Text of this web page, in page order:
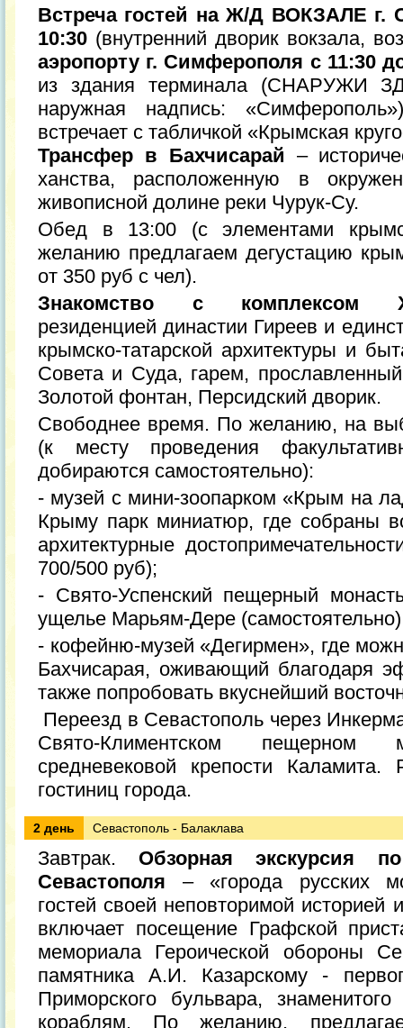
Встреча гостей на Ж/Д ВОКЗАЛЕ г.
10:30 (внутренний дворик вокзала,
аэропорту г. Симферополя с 11:30
из здания терминала (СНАРУЖИ
наружная надпись:
встречает с табличкой «Крымская
Трансфер в Бахчисарай –
ханства, расположенную в
живописной долине реки Чурук-Су.
Обед в 13:00 (с элементами
желанию предлагаем дегустацию
от 350 руб с чел).
Знакомство с комплексом
резиденцией династии Гиреев и
крымско-татарской архитектуры и
Совета и Суда, гарем,
Золотой фонтан, Персидский дворик.
Свободнее время. По желанию, на
(к месту проведения
добираются самостоятельно):
- музей с мини-зоопарком «Крым на
Крыму парк миниатюр, где собраны
архитектурные
700/500 руб);
- Свято-Успенский пещерный
ущелье Марьям-Дере
- кофейню-музей «Дегирмен», где
Бахчисарая, оживающий благодаря
также попробовать вкуснейший
Переезд в Севастополь через
Свято-Климентском
средневековой крепости
гостиниц города.
2 день Севастополь - Балаклава
Завтрак. Обзорная экскурсия
Севастополя – «города русских
гостей своей неповторимой историей
включает посещение Графской
мемориала Героической обороны
памятника А.И. Казарскому -
Приморского бульвара,
кораблям. По желанию,